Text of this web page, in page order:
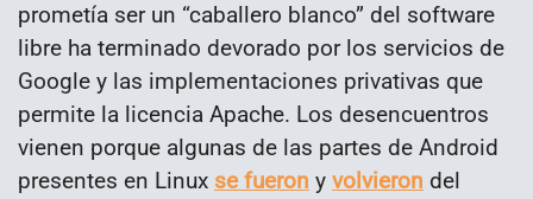
prometía ser un “caballero blanco” del software
libre ha terminado devorado por los servicios de
Google y las implementaciones privativas que
permite la licencia Apache. Los desencuentros
vienen porque algunas de las partes de Android
presentes en Linux se fueron y volvieron del